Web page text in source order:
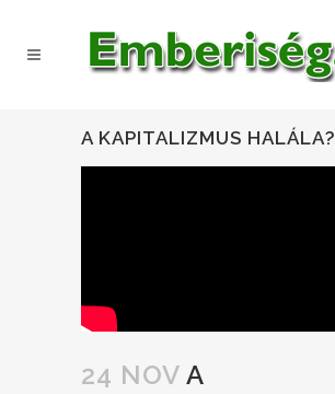
A KAPITALIZMUS HALÁLA?
24 NOV A